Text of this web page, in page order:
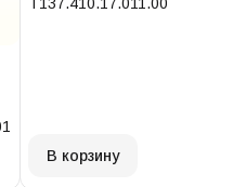
T137.410.17.011.00
В корзину